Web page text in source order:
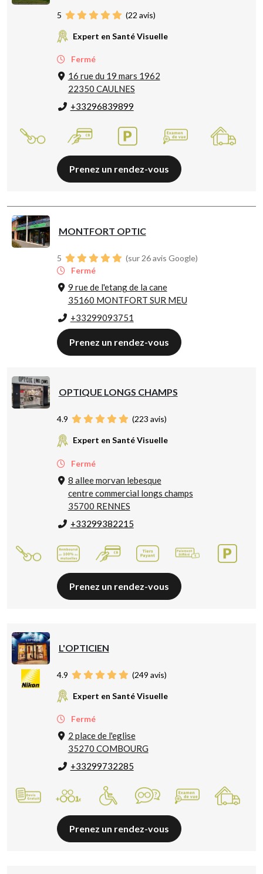
5 (22 avis)
Expert en Santé Visuelle
Fermé
16 rue du 19 mars 1962
22350 CAULNES
+33296839899
Prenez un rendez-vous
MONTFORT OPTIC
5
(sur 26 avis Google)
Fermé
9 rue de l'etang de la cane
35160 MONTFORT SUR MEU
+33299093751
Prenez un rendez-vous
OPTIQUE LONGS CHAMPS
4.9 (223 avis)
Expert en Santé Visuelle
Fermé
8 allee morvan lebesque
centre commercial longs champs
35700 RENNES
+33299382215
Prenez un rendez-vous
L'OPTICIEN
4.9 (249 avis)
Expert en Santé Visuelle
Fermé
2 place de l'eglise
35270 COMBOURG
+33299732285
Prenez un rendez-vous